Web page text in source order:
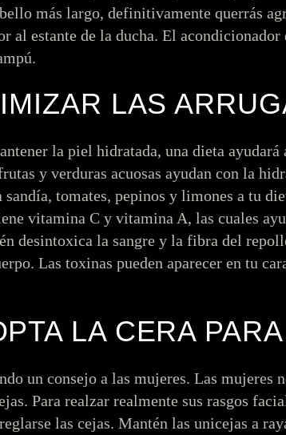
más largo, definitivamente querrás
al estante de la ducha. El
LAS
la piel hidratada, una dieta ayudará
y verduras acuosas ayudan con la
sandía, tomates, pepinos y limones a tu
vitamina C y vitamina A, las cuales
desintoxica la sangre y la fibra del
Las toxinas pueden aparecer en tu
LA CERA
un consejo a las mujeres. Las mujeres
Para realzar realmente sus rasgos
las cejas. Mantén las unicejas a